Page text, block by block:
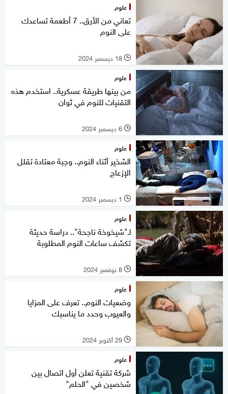
علوم
تعاني من الأرق.. 7 أطعمة تساعدك
على النوم
l 18 ديسمبر 2024
علوم
من بينها طريقة عسكرية.. استخدم هذه
التقنيات للنوم في ثوان
l 6 ديسمبر 2024
علوم
الشخير أثناء النوم.. وجبة معتادة تقلل
الإزعاج
l 1 ديسمبر 2024
علوم
لـ"شيخوخة ناجحة".. دراسة حديثة
تكشف ساعات النوم المطلوبة
l 8 نوفمبر 2024
علوم
وضعيات النوم.. تعرف على المزايا
والعيوب وحدد ما يناسبك
l 29 أكتوبر 2024
علوم
شركة تقنية تعلن أول اتصال بين
شخصين في "الحلم"